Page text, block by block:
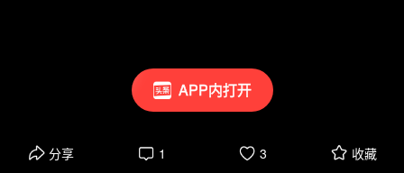
APP内打开
分享 1 3 收藏